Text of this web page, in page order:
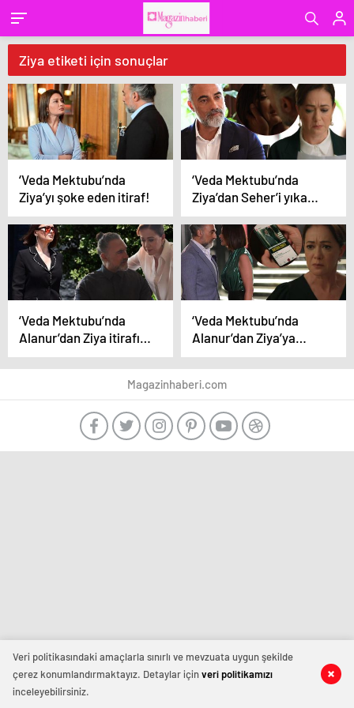
Ziya etiketi için sonuçlar
‘Veda Mektubu’nda
Ziya’yı şoke eden itiraf!
‘Veda Mektubu’nda
Ziya’dan Seher’i yıkan
mektup! ‘O aşk
bitmemiş’
‘Veda Mektubu’nda
Alanur’dan Ziya itirafı!
’30 yıl önce bir ilişki
yaşadık’
‘Veda Mektubu’nda
Alanur’dan Ziya’ya
büyük oyun! Seher’in
dünyası başına yıkıldı
Magazinhaberi.com
Veri politikasındaki amaçlarla sınırlı ve mevzuata uygun şekilde
çerez konumlandırmaktayız. Detaylar içinveri politikamızı
inceleyebilirsiniz.